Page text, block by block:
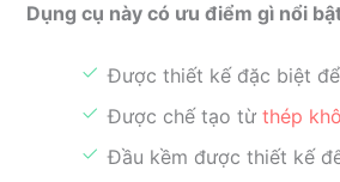
Dụng cụ này có ưu điểm gì nổi
Được thiết kế đặc biệt
Được chế tạo từ thép
Đầu kềm được thiết kế